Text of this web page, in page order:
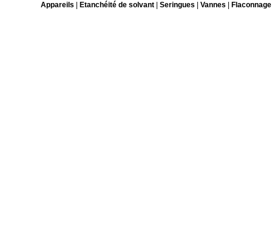
Appareils
Etanchéité de solvant Seringues Vannes Flaconnage